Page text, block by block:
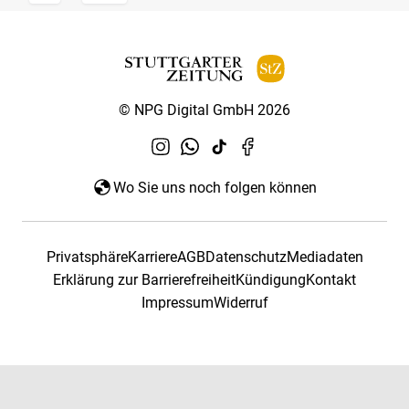
© NPG Digital GmbH 2026
Wo Sie uns noch folgen können
PrivatsphäreKarriereAGBDatenschutzMediadaten
Erklärung zur BarrierefreiheitKündigungKontakt
ImpressumWiderruf